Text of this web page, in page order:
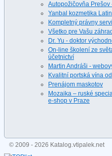
Autopožičovňa Prešov
Yanbal kozmetika
Kompletný právny
Všetko pre Vašu
Dr. Yu - doktor
On-line školení ze
účetnictví
Martin Andráši -
Kvalitní portská vína
Prenájom maskotov
Mozaika – ruské
e-shop v Praze
© 2009 - 2026 Katalog.vtipalek.net